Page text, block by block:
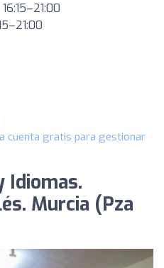
cuenta gratis para gestionar
Idiomas.
Murcia (Pza